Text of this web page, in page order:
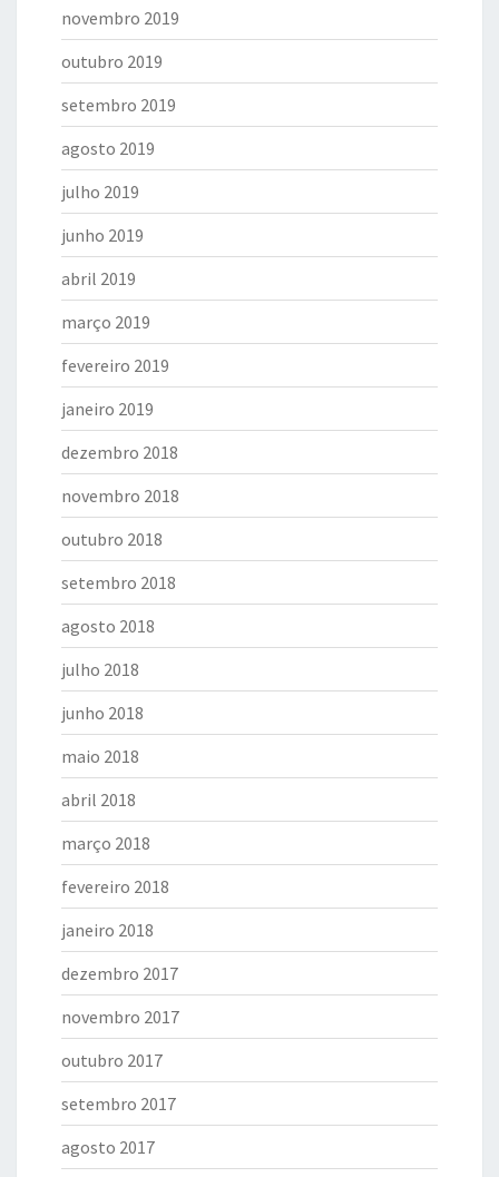
novembro 2019
outubro 2019
setembro 2019
agosto 2019
julho 2019
junho 2019
abril 2019
março 2019
fevereiro 2019
janeiro 2019
dezembro 2018
novembro 2018
outubro 2018
setembro 2018
agosto 2018
julho 2018
junho 2018
maio 2018
abril 2018
março 2018
fevereiro 2018
janeiro 2018
dezembro 2017
novembro 2017
outubro 2017
setembro 2017
agosto 2017